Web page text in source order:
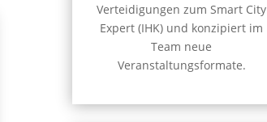
Verteidigungen zum Smart City
Expert (IHK) und konzipiert im
Team neue
Veranstaltungsformate.